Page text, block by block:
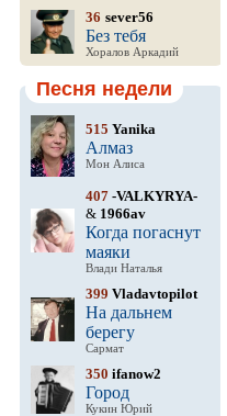
36 sever56
Без тебя
Хоралов Аркадий
Песня недели
515 Yanika
Алмаз
Мон Алиса
407 -VALKYRYA-
& 1966av
Когда погаснут
маяки
Влади Наталья
399 Vladavtopilot
На дальнем
берегу
Сармат
350 ifanow2
Город
Кукин Юрий